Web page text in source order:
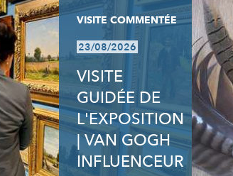
VISITE COMMENTÉE
23/08/2026
VISITE
GUIDÉE DE
L'EXPOSITION
| VAN GOGH
INFLUENCEUR